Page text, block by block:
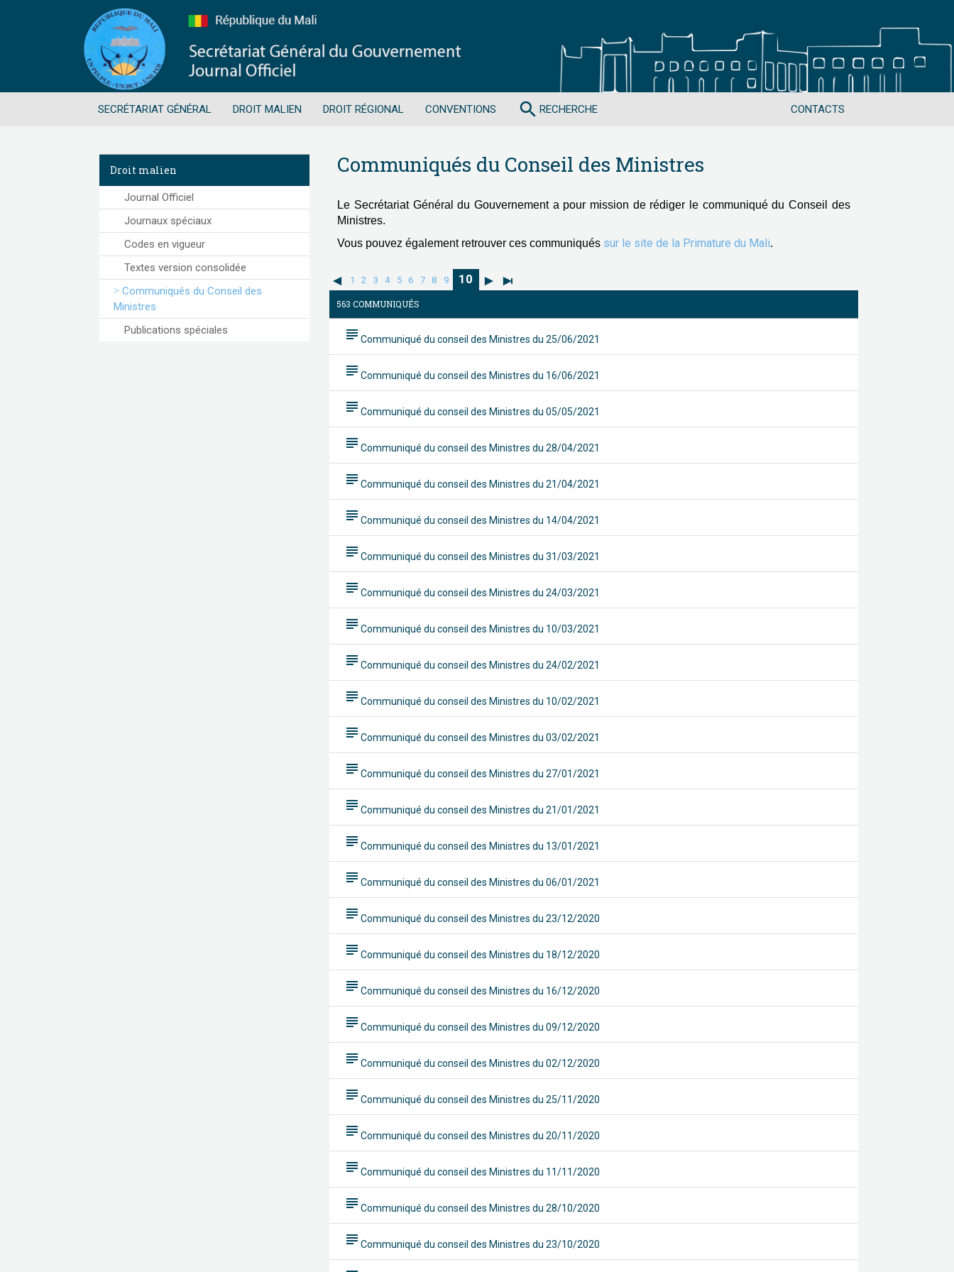
SECRÉTARIAT GÉNÉRAL DROIT MALIEN DROIT RÉGIONAL CONVENTIONS CONTACTS
search RECHERCHE
Droit malien
Journal Officiel
Journaux spéciaux
Codes en vigueur
Textes version consolidée
Communiqués du Conseil des
Ministres
Publications spéciales
Communiqués du Conseil des Ministres
Le Secrétariat Général du Gouvernement a pour mission de rédiger le communiqué du Conseil des
Ministres.
Vous pouvez également retrouver ces communiqués sur le site de la Primature du Mali.
1 2 3 4 5 6 7 8 9 10
563 COMMUNIQUÉS
subject Communiqué du conseil des Ministres du 25/06/2021
subject Communiqué du conseil des Ministres du 16/06/2021
subject Communiqué du conseil des Ministres du 05/05/2021
subject Communiqué du conseil des Ministres du 28/04/2021
subject Communiqué du conseil des Ministres du 21/04/2021
subject Communiqué du conseil des Ministres du 14/04/2021
subject Communiqué du conseil des Ministres du 31/03/2021
subject Communiqué du conseil des Ministres du 24/03/2021
subject Communiqué du conseil des Ministres du 10/03/2021
subject Communiqué du conseil des Ministres du 24/02/2021
subject Communiqué du conseil des Ministres du 10/02/2021
subject Communiqué du conseil des Ministres du 03/02/2021
subject Communiqué du conseil des Ministres du 27/01/2021
subject Communiqué du conseil des Ministres du 21/01/2021
subject Communiqué du conseil des Ministres du 13/01/2021
subject Communiqué du conseil des Ministres du 06/01/2021
subject Communiqué du conseil des Ministres du 23/12/2020
subject Communiqué du conseil des Ministres du 18/12/2020
subject Communiqué du conseil des Ministres du 16/12/2020
subject Communiqué du conseil des Ministres du 09/12/2020
subject Communiqué du conseil des Ministres du 02/12/2020
subject Communiqué du conseil des Ministres du 25/11/2020
subject Communiqué du conseil des Ministres du 20/11/2020
subject Communiqué du conseil des Ministres du 11/11/2020
subject Communiqué du conseil des Ministres du 28/10/2020
subject Communiqué du conseil des Ministres du 23/10/2020